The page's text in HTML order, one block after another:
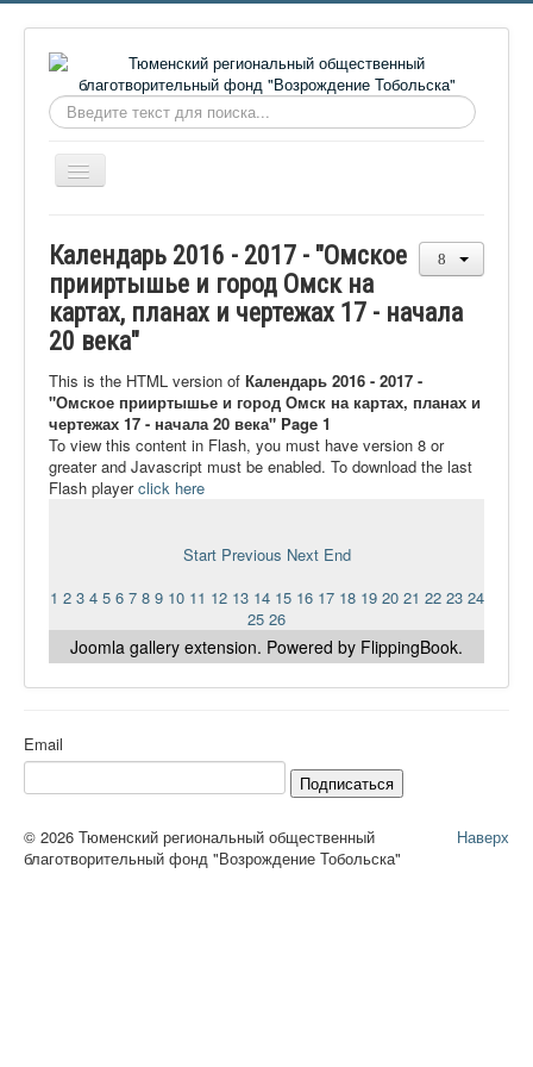
Искать...
Включить/
выключить
О фонде
Онлайн библиотека
Видеоматериалы
Контакты
Сайт проекта Достоевский
Ермаковополе.рф
Календарь 2016 - 2017 - "Омское
прииртышье и город Омск на
картах, планах и чертежах 17 - начала
20 века"
This is the HTML version of Календарь 2016 - 2017 -
"Омское прииртышье и город Омск на картах, планах и
чертежах 17 - начала 20 века" Page 1
To view this content in Flash, you must have version 8 or
greater and Javascript must be enabled. To download the last
Flash playerclick here
Start Previous Next End
1 2 3 4 5 6 7 8 9 10 11 12 13 14 15 16 17 18 19 20 21 22 23 24
25 26
Joomla gallery extension. Powered by FlippingBook.
Email
Подписаться
Наверх
© 2026 Тюменский региональный общественный
благотворительный фонд "Возрождение Тобольска"